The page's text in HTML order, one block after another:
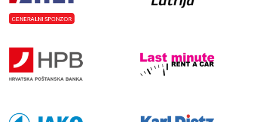
GENERALNI SPONZOR